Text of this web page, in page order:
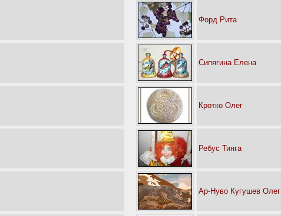
Форд Рита
Сипягина Елена
Кротко Олег
Ребус Тинга
Ар-Нуво Кугушев Олег